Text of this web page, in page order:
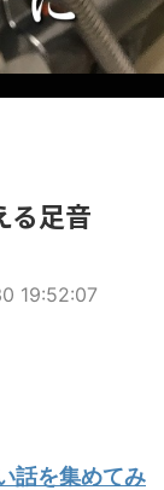
る足音
19:52:07
話を集めてみ